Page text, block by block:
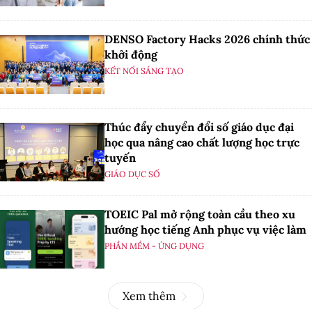
DENSO Factory Hacks 2026 chính thức
khởi động
KẾT NỐI SÁNG TẠO
Thúc đẩy chuyển đổi số giáo dục đại
học qua nâng cao chất lượng học trực
tuyến
GIÁO DỤC SỐ
TOEIC Pal mở rộng toàn cầu theo xu
hướng học tiếng Anh phục vụ việc làm
PHẦN MỀM - ỨNG DỤNG
Xem thêm